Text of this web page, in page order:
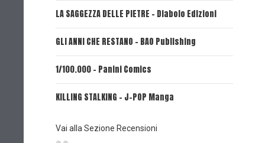
LA SAGGEZZA DELLE PIETRE - Diabolo Edizioni
GLI ANNI CHE RESTANO - BAO Publishing
1/100.000 - Panini Comics
KILLING STALKING - J-POP Manga
Vai alla Sezione Recensioni